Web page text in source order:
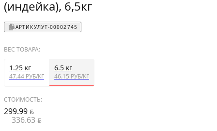
(индейка), 6,5кг
АРТИКУЛУТ-00002745
ВЕС ТОВАРА:
1.25 кг
47.44 РУБ/КГ
6.5 кг
46.15 РУБ/КГ
СТОИМОСТЬ:
299.99 BYN
336.63 BYN